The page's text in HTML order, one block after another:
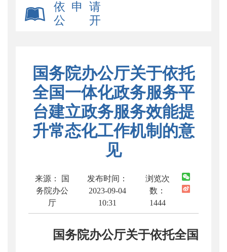
依 申 请
公 开
国务院办公厅关于依托
全国一体化政务服务平
台建立政务服务效能提
升常态化工作机制的意
见
来源： 国
务院办公
厅
发布时间：
2023-09-04
10:31
浏览次
数：
1444
国务院办公厅关于依托全国